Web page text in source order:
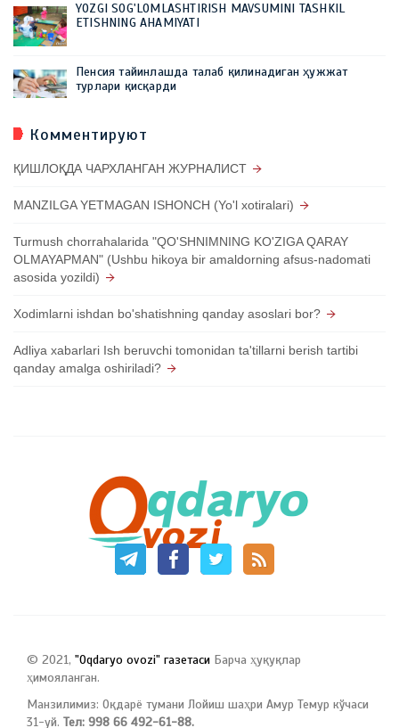
YOZGI SOG'LOMLASHTIRISH MAVSUMINI TASHKIL
ETISHNING AHAMIYATI
Пенсия тайинлашда талаб қилинадиган ҳужжат
турлари қисқарди
Комментируют
ҚИШЛОҚДА ЧАРХЛАНГАН ЖУРНАЛИСТ
MANZILGA YETMAGAN ISHONCH (Yo'l xotiralari)
Turmush chorrahalarida "QO'SHNIMNING KO'ZIGA QARAY
OLMAYAPMAN" (Ushbu hikoya bir amaldorning afsus-nadomati
asosida yozildi)
Xodimlarni ishdan bo'shatishning qanday asoslari bor?
Adliya xabarlari Ish beruvchi tomonidan ta'tillarni berish tartibi
qanday amalga oshiriladi?
© 2021, "Oqdaryo ovozi" газетаси Барча ҳуқуқлар
ҳимояланган.
Манзилимиз: Оқдарё тумани Лойиш шаҳри Амур Темур кўчаси
31-уй. Тел: 998 66 492-61-88.